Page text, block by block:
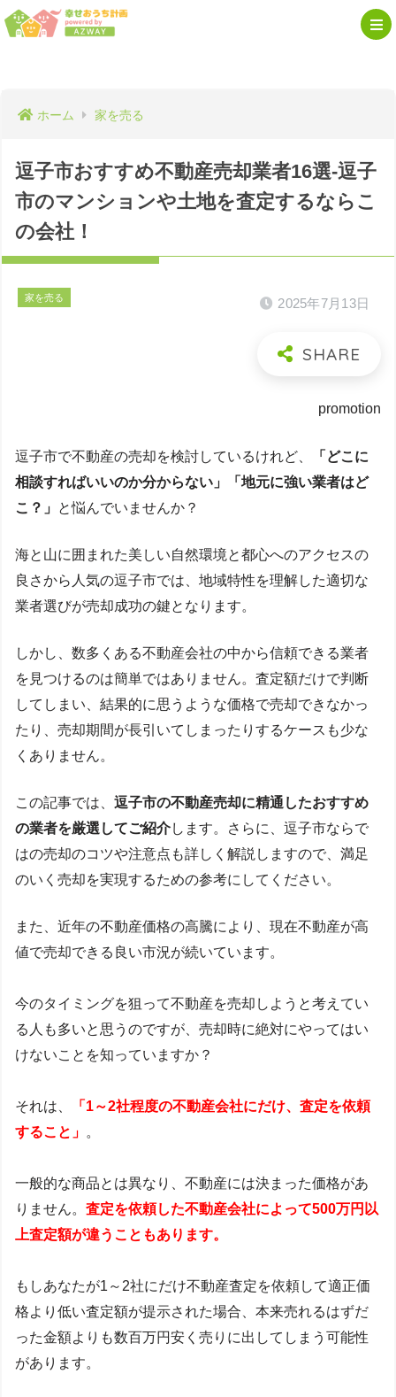
ホーム 家を売る
逗子市おすすめ不動産売却業者16選-逗子
市のマンションや土地を査定するならこ
の会社！
家を売る 2025年7月13日
promotion
逗子市で不動産の売却を検討しているけれど、
「どこに
相談すればいいのか分からない」「地元に強い業者はど
こ？」 と悩んでいませんか？
海と山に囲まれた美しい自然環境と都心へのアクセスの
良さから人気の逗子市では、地域特性を理解した適切な
業者選びが売却成功の鍵となります。
しかし、数多くある不動産会社の中から信頼できる業者
を見つけるのは簡単ではありません。査定額だけで判断
してしまい、結果的に思うような価格で売却できなかっ
たり、売却期間が長引いてしまったりするケースも少な
くありません。
この記事では、 逗子市の不動産売却に精通したおすすめ
の業者を厳選してご紹介します。さらに、逗子市ならで
はの売却のコツや注意点も詳しく解説しますので、満足
のいく売却を実現するための参考にしてください。
また、近年の不動産価格の高騰により、現在不動産が高
値で売却できる良い市況が続いています。
今のタイミングを狙って不動産を売却しようと考えてい
る人も多いと思うのですが、売却時に絶対にやってはい
けないことを知っていますか？
それは、
「1～2社程度の不動産会社にだけ、査定を依頼
すること」 。
一般的な商品とは異なり、不動産には決まった価格があ
りません。 査定を依頼した不動産会社によって500万円以
上査定額が違うこともあります。
もしあなたが1～2社にだけ不動産査定を依頼して適正価
格より低い査定額が提示された場合、本来売れるはずだ
った金額よりも数百万円安く売りに出してしまう可能性
があります。